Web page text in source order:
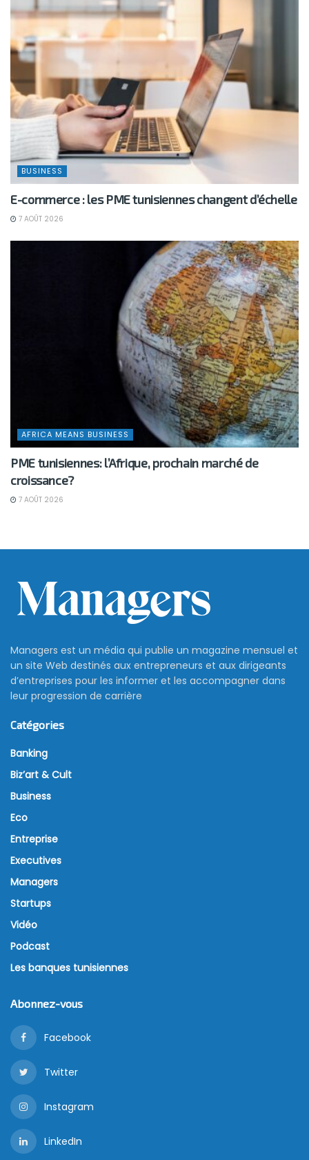
BUSINESS
E-commerce : les PME tunisiennes changent d’échelle
7 AOÛT 2026
AFRICA MEANS BUSINESS
PME tunisiennes: l’Afrique, prochain marché de
croissance?
7 AOÛT 2026
Managers est un média qui publie un magazine mensuel et
un site Web destinés aux entrepreneurs et aux dirigeants
d’entreprises pour les informer et les accompagner dans
leur progression de carrière
Catégories
Banking
Biz’art & Cult
Business
Eco
Entreprise
Executives
Managers
Startups
Vidéo
Podcast
Les banques tunisiennes
Abonnez-vous
Facebook
Twitter
Instagram
LinkedIn